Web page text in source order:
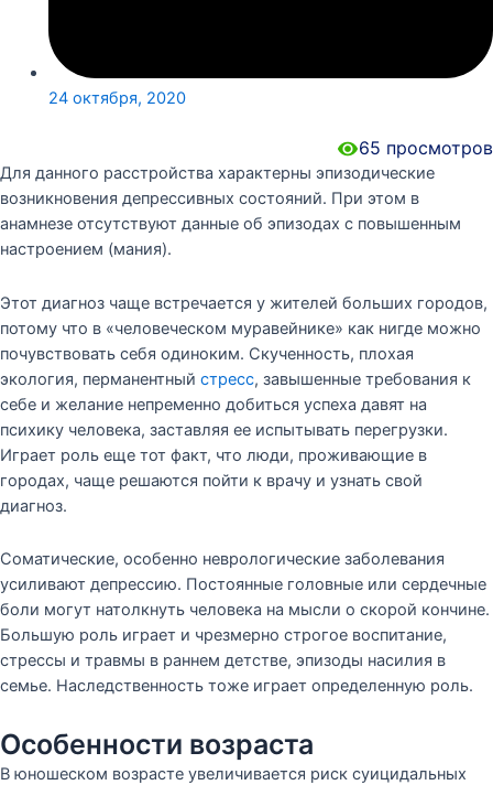
24 октября, 2020
65 просмотров
Для данного расстройства характерны эпизодические
возникновения депрессивных состояний. При этом в
анамнезе отсутствуют данные об эпизодах с повышенным
настроением (мания).
Этот диагноз чаще встречается у жителей больших городов,
потому что в «человеческом муравейнике» как нигде можно
почувствовать себя одиноким. Скученность, плохая
экология, перманентный стресс, завышенные требования к
себе и желание непременно добиться успеха давят на
психику человека, заставляя ее испытывать перегрузки.
Играет роль еще тот факт, что люди, проживающие в
городах, чаще решаются пойти к врачу и узнать свой
диагноз.
Соматические, особенно неврологические заболевания
усиливают депрессию. Постоянные головные или сердечные
боли могут натолкнуть человека на мысли о скорой кончине.
Большую роль играет и чрезмерно строгое воспитание,
стрессы и травмы в раннем детстве, эпизоды насилия в
семье. Наследственность тоже играет определенную роль.
Особенности возраста
В юношеском возрасте увеличивается риск суицидальных